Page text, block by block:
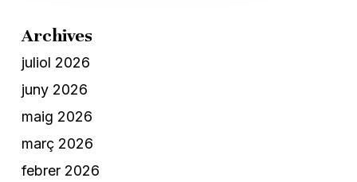
Archives
juliol 2026
juny 2026
maig 2026
març 2026
febrer 2026